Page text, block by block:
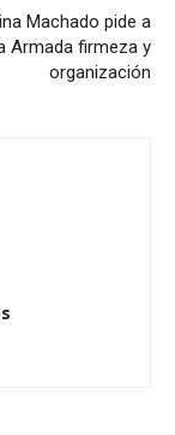
Machado pide a
Armada firmeza y
organización